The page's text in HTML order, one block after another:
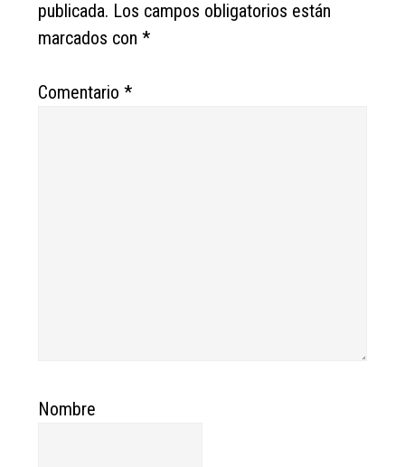
publicada. Los campos obligatorios están
marcados con*
Comentario*
Nombre